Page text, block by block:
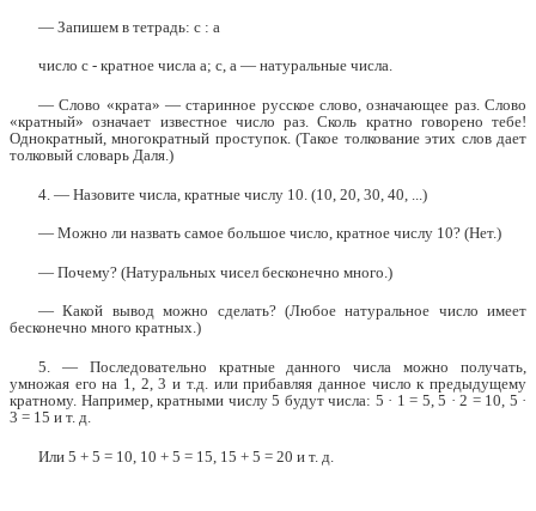
— Запишем в тетрадь: с : а
число с - кратное числа а; с, а — натуральные числа.
— Слово «крата» — старинное русское слово, означающее раз. Слово
«кратный» означает известное число раз. Сколь кратно говорено тебе!
Однократный, многократный проступок. (Такое толкование этих слов дает
толковый словарь Даля.)
4. — Назовите числа, кратные числу 10. (10, 20, 30, 40, ...)
— Можно ли назвать самое большое число, кратное числу 10? (Нет.)
— Почему? (Натуральных чисел бесконечно много.)
— Какой вывод можно сделать? (Любое натуральное число имеет
бесконечно много кратных.)
5. — Последовательно кратные данного числа можно получать,
умножая его на 1, 2, 3 и т.д. или прибавляя данное число к предыдущему
кратному. Например, кратными числу 5 будут числа: 5 · 1 = 5, 5 · 2 = 10, 5 ·
3 = 15 и т. д.
Или 5 + 5 = 10, 10 + 5 = 15, 15 + 5 = 20 и т. д.